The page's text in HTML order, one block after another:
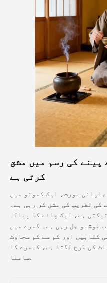
اویٹار ویڈیو
اے ویڈیو
اے فوٹو
دیگر اوزار
دیکھیں
گیلری
بلاگ
قیمتوں کی فہرست
پینے کی رسم میں مشق
کرتی ہے
عورت، ایک کمونو میں
تقریب کی مشق کر رہی ہے۔
ہے، ایک چائے کا پیالہ
خوشبو جل رہی ہے۔ کمرے میں
کتابیں اور کم سے کم سجاوٹ
کی طرح لگتا ہے، کیمرے کا
سامنا.